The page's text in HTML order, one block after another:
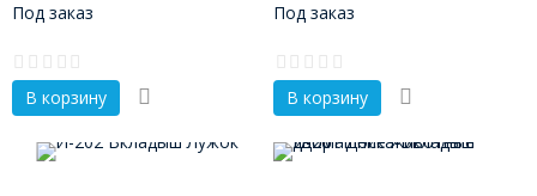
Под заказ
В корзину
Под заказ
В корзину